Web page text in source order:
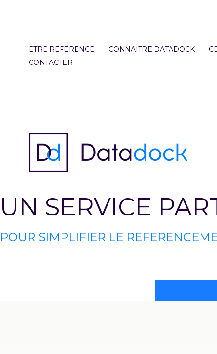
principalÊTRE RÉFÉRENCÉ CONNAITRE DATADOCK
CONTACTER
UN SERVICE
POUR SIMPLIFIER LE